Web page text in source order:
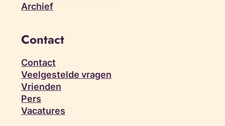
Archief
Contact
Contact
Veelgestelde vragen
Vrienden
Pers
Vacatures